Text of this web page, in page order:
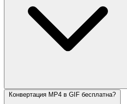
Конвертация MP4 в GIF бесплатна?